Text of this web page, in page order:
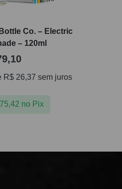
Co. – Electric
– 120ml
R$26,37 sem juros
no Pix